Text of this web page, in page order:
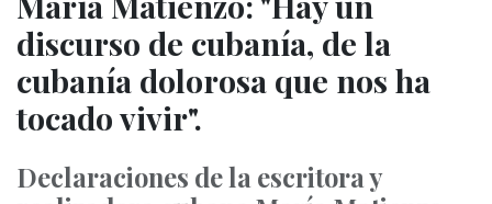
discurso de cubanía, de la
cubanía dolorosa que nos ha
tocado vivir".
Declaraciones de la escritora y